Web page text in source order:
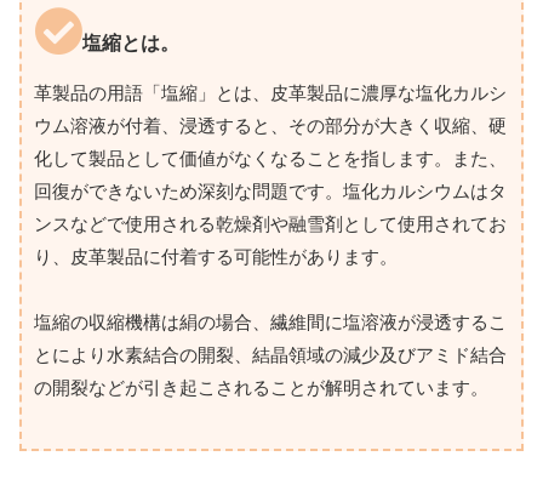
塩縮とは。
革製品の用語「塩縮」とは、皮革製品に濃厚な塩化カルシ
ウム溶液が付着、浸透すると、その部分が大きく収縮、硬
化して製品として価値がなくなることを指します。また、
回復ができないため深刻な問題です。塩化カルシウムはタ
ンスなどで使用される乾燥剤や融雪剤として使用されてお
り、皮革製品に付着する可能性があります。
塩縮の収縮機構は絹の場合、繊維間に塩溶液が浸透するこ
とにより水素結合の開裂、結晶領域の減少及びアミド結合
の開裂などが引き起こされることが解明されています。